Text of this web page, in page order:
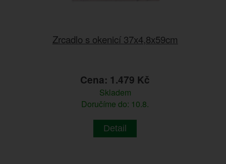
Zrcadlo s okenicí 37x4,8x59cm
Cena: 1.479 Kč
Skladem
Doručíme do: 10.8.
Detail